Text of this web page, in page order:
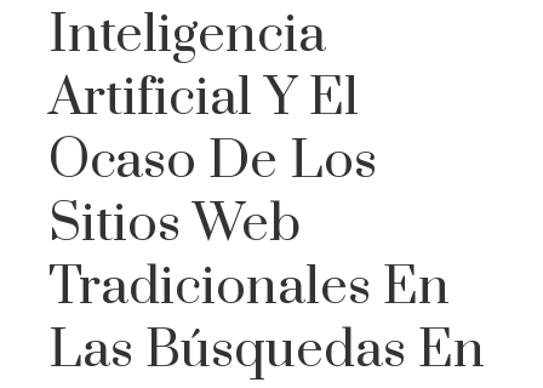
Inteligencia
Artificial Y El
Ocaso De Los
Sitios Web
Tradicionales En
Las Búsquedas En